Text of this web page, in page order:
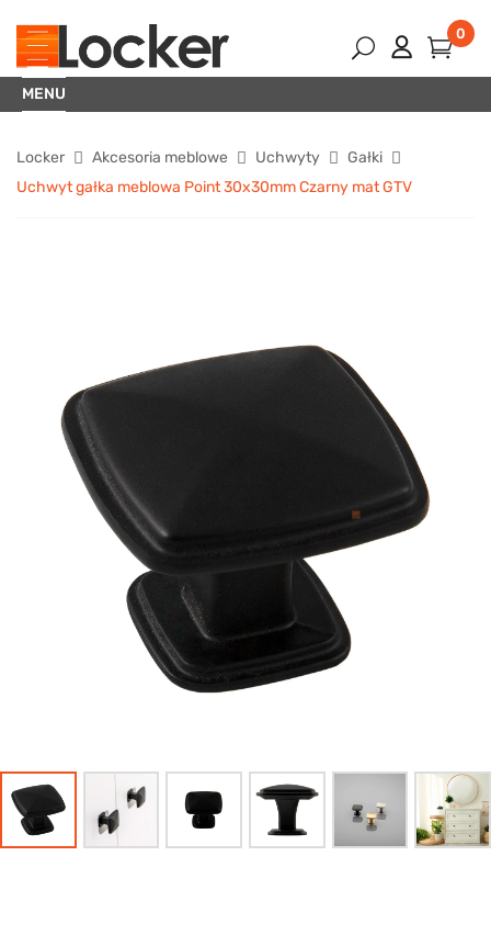
0
MENU
Locker Akcesoria meblowe Uchwyty
Gałki
Uchwyt gałka meblowa Point 30x30mm Czarny mat GTV